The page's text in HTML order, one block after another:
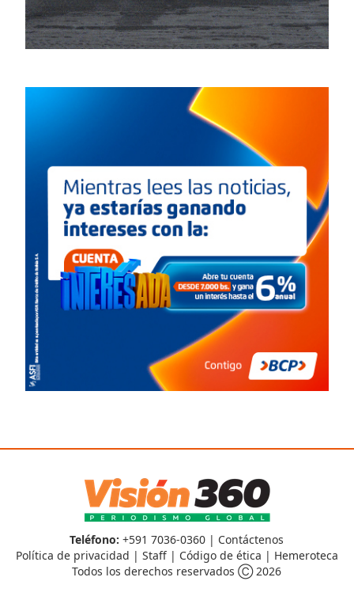
Teléfono: +591 7036-0360 | Contáctenos
Política de privacidad | Staff| Código de ética | Hemeroteca
Todos los derechos reservados Ⓒ 2026